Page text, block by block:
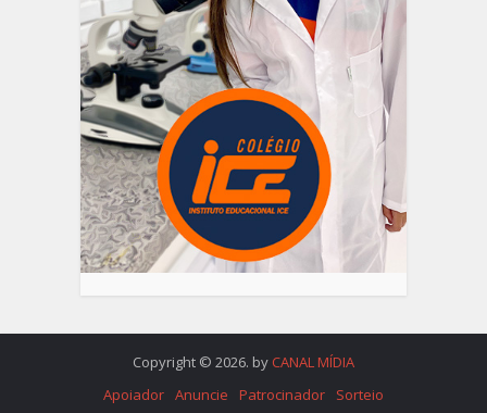
Copyright © 2026. by CANAL MÍDIA
Apoiador Anuncie Patrocinador Sorteio